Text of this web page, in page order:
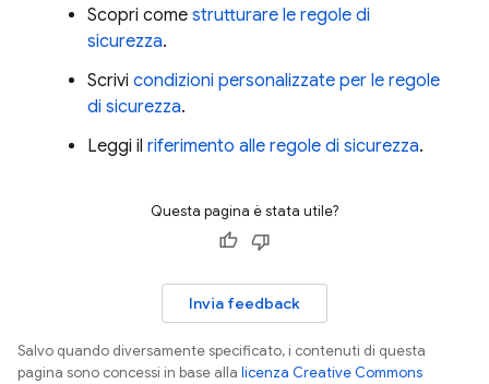
Scopri come strutturare le regole di
sicurezza.
Scrivi condizioni personalizzate per le regole
di sicurezza.
Leggi il riferimento alle regole di sicurezza.
Questa pagina è stata utile?
Invia feedback
Salvo quando diversamente specificato, i contenuti di questa
pagina sono concessi in base alla licenza Creative Commons